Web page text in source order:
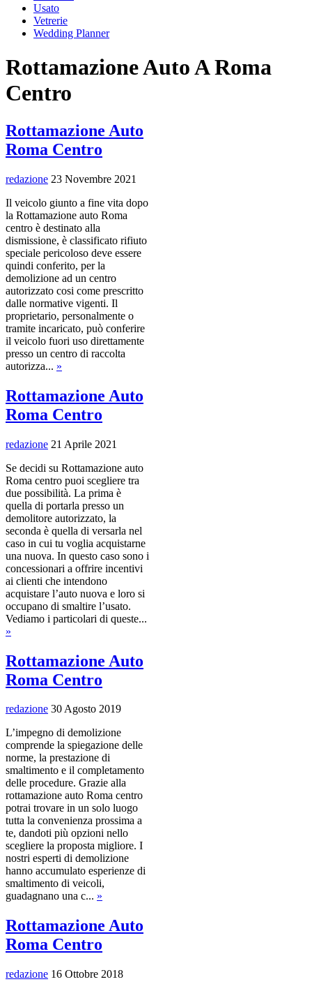
Usato
Vetrerie
Wedding Planner
Rottamazione Auto A Roma
Centro
Rottamazione Auto
Roma Centro
redazione 23 Novembre 2021
Il veicolo giunto a fine vita dopo
la Rottamazione auto Roma
centro è destinato alla
dismissione, è classificato rifiuto
speciale pericoloso deve essere
quindi conferito, per la
demolizione ad un centro
autorizzato cosi come prescritto
dalle normative vigenti. Il
proprietario, personalmente o
tramite incaricato, può conferire
il veicolo fuori uso direttamente
presso un centro di raccolta
autorizza... »
Rottamazione Auto
Roma Centro
redazione 21 Aprile 2021
Se decidi su Rottamazione auto
Roma centro puoi scegliere tra
due possibilità. La prima è
quella di portarla presso un
demolitore autorizzato, la
seconda è quella di versarla nel
caso in cui tu voglia acquistarne
una nuova. In questo caso sono i
concessionari a offrire incentivi
ai clienti che intendono
acquistare l’auto nuova e loro si
occupano di smaltire l’usato.
Vediamo i particolari di queste...
»
Rottamazione Auto
Roma Centro
redazione 30 Agosto 2019
L’impegno di demolizione
comprende la spiegazione delle
norme, la prestazione di
smaltimento e il completamento
delle procedure. Grazie alla
rottamazione auto Roma centro
potrai trovare in un solo luogo
tutta la convenienza prossima a
te, dandoti più opzioni nello
scegliere la proposta migliore. I
nostri esperti di demolizione
hanno accumulato esperienze di
smaltimento di veicoli,
guadagnano una c... »
Rottamazione Auto
Roma Centro
redazione 16 Ottobre 2018